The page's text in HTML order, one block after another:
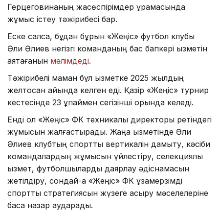
Герцеговинаның жасөспірімдер құрамасында
жұмыс істеу тәжірибесі бар.
Еске салсақ, бұдан бұрын «Жеңіс» футбол клубы
Әли Әлиев негізгі команданың бас бапкері қызметін
аяқтағанын мәлімдеді.
Тәжірибелі маман бұл қызметке 2025 жылдың
желтоқсан айында келген еді. Қазір «Жеңіс» турнир
кестесінде 23 ұпаймен сегізінші орында келеді.
Енді ол «Жеңіс» ФК техникалық директоры ретіндегі
жұмысын жалғастырады. Жаңа қызметінде Әли
Әлиев клубтың спорттық вертикалін дамыту, кәсіби
командалардың жұмысын үйлестіру, селекциялық
қызмет, футболшыларды даярлау әдіснамасын
жетілдіру, сондай-ақ «Жеңіс» ФК ұзақмерзімді
спорттық стратегиясын жүзеге асыру мәселелеріне
баса назар аударады.